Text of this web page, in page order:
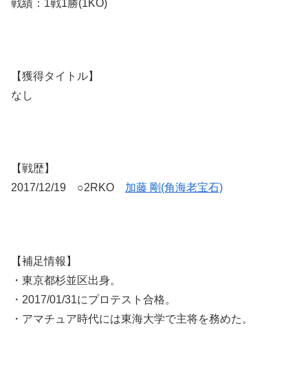
戦績：1戦1勝(1KO)
【獲得タイトル】
なし
【戦歴】
2017/12/19 ○2RKO 加藤 剛(角海老宝石)
【補足情報】
・東京都杉並区出身。
・2017/01/31にプロテスト合格。
・アマチュア時代には東海大学で主将を務めた。